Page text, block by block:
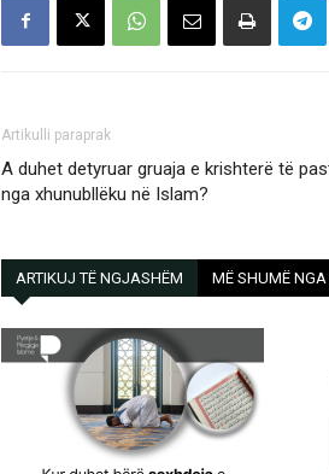
Artikulli paraprak
A duhet detyruar gruaja e krishterë të
nga xhunubllëku në Islam?
ARTIKUJ TË NGJASHËM MË SHUMË NGA